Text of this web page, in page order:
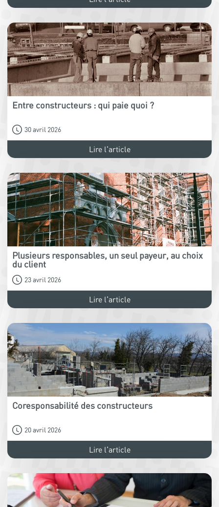
Entre constructeurs : qui paie quoi ?
30 avril 2026
Lire l'article
Plusieurs responsables, un seul payeur, au choix
du client
23 avril 2026
Lire l'article
Coresponsabilité des constructeurs
20 avril 2026
Lire l'article